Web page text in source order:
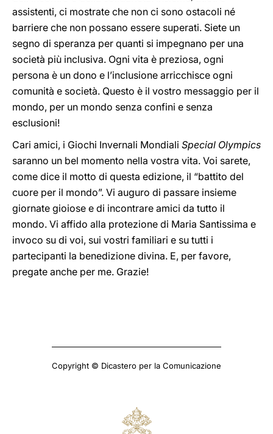
assistenti, ci mostrate che non ci sono ostacoli né
barriere che non possano essere superati. Siete un
segno di speranza per quanti si impegnano per una
società più inclusiva. Ogni vita è preziosa, ogni
persona è un dono e l’inclusione arricchisce ogni
comunità e società. Questo è il vostro messaggio per il
mondo, per un mondo senza confini e senza
esclusioni!
Cari amici, i Giochi Invernali Mondiali Special Olympics
saranno un bel momento nella vostra vita. Voi sarete,
come dice il motto di questa edizione, il “battito del
cuore per il mondo”. Vi auguro di passare insieme
giornate gioiose e di incontrare amici da tutto il
mondo. Vi affido alla protezione di Maria Santissima e
invoco su di voi, sui vostri familiari e su tutti i
partecipanti la benedizione divina. E, per favore,
pregate anche per me. Grazie!
Copyright © Dicastero per la Comunicazione